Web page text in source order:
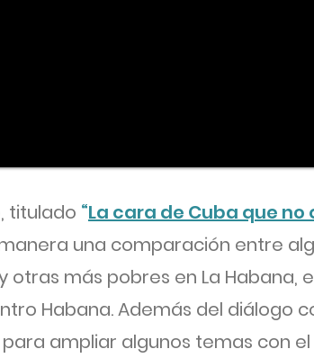
titulado “La cara de Cuba que
una comparación entre
otras más pobres en La Habana,
Habana. Además del diálogo
ampliar algunos temas con